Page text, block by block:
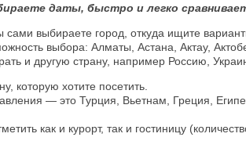
даты, быстро и легко
сами выбираете город, откуда ищите
выбора: Алматы, Астана, Актау,
и другую страну, например Россию,
которую хотите посетить.
— это Турция, Вьетнам, Греция,
как и курорт, так и гостиницу